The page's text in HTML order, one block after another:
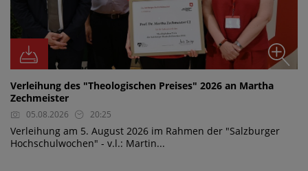
Verleihung des "Theologischen Preises" 2026 an Martha
Zechmeister
05.08.2026 20:25
Verleihung am 5. August 2026 im Rahmen der "Salzburger
Hochschulwochen" - v.l.: Martin...